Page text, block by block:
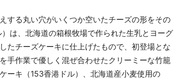
する丸い穴がいくつか空いたチーズの形をその
は、北海道の箱根牧場で作られた生乳とヨーグ
たチーズケーキに仕上げたもので、初登場とな
手作業で優しく混ぜ合わせたクリーミーな竹籠
ーキ（153香港ドル）、北海道産小麦使用の